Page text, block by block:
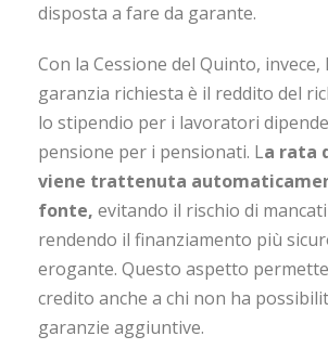
disposta a fare da garante.
Con la Cessione del Quinto, invece,
garanzia richiesta è il reddito del
lo stipendio per i lavoratori
pensione per i pensionati. La rata
viene trattenuta
fonte, evitando il rischio di
rendendo il finanziamento più
erogante. Questo aspetto
credito anche a chi non ha
garanzie aggiuntive.